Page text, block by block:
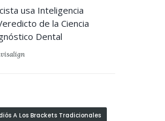
usa Inteligencia
de la Ciencia
Dental
A Los Brackets Tradicionales